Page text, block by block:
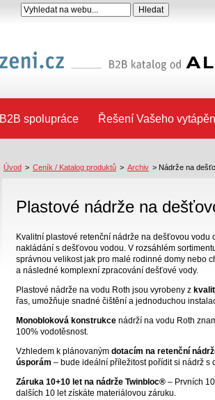
B2B spolupráce Řešení Vašeho
Úvod > Ceník / Katalog produktů > Archiv > Nádrže na
Plastové nádrže na
Kvalitní plastové retenční nádrže na dešťovou
nakládání s dešťovou vodou. V rozsáhlém
správnou velikost jak pro malé rodinné domy nebo
a následné komplexní zpracování dešťové vody.
Plastové nádrže na vodu Roth jsou vyrobeny z
řas, umožňuje snadné čištění a jednoduchou
Monobloková konstrukce nádrží na vodu Roth
100% vodotěsnost.
Vzhledem k plánovaným dotacím na retenční
úsporám – bude ideální příležitost pořídit si nádrž s
Záruka 10+10 let na nádrže Twinbloc® – Prvních
dalších 10 let získáte materiálovou záruku.